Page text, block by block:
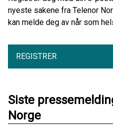
nyeste sakene fra Telenor
kan melde deg av når som
REGISTRER
Siste
Norge